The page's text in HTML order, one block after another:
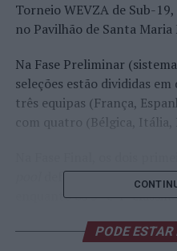
Torneio WEVZA de Sub-
no Pavilhão de Santa Maria
Na Fase Preliminar (sistema
seleções estão divididas
três equipas (França,
com quatro (Bélgica, Itália,
defrontam-se
enquanto os 3º e 4º
entre o 3º e o 4ºPODE ESTAR